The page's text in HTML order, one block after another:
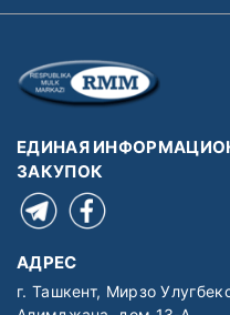
ЕДИНАЯ
ЗАКУПОК
АДРЕС
г. Ташкент, Мирзо